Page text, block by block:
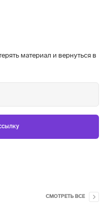
материал и вернуться в
СМОТРЕТЬ ВСЕ